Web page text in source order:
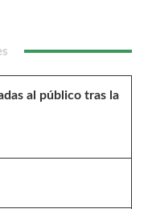
al público tras la